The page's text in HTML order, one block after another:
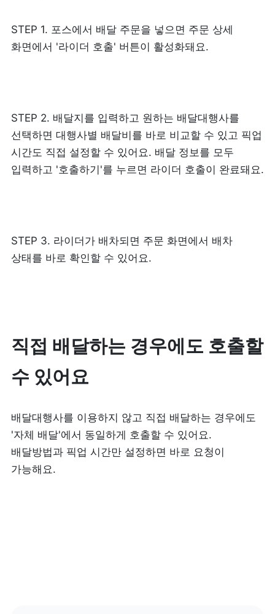
고객 지원
사용 중 기능 문의
사업 제휴 문의
STEP 1. 포스에서 배달 주문을 넣으면 주문 상세
화면에서 '라이더 호출' 버튼이 활성화돼요.
STEP 2. 배달지를 입력하고 원하는 배달대행사를
선택하면 대행사별 배달비를 바로 비교할 수 있고 픽업
시간도 직접 설정할 수 있어요. 배달 정보를 모두
입력하고 '호출하기'를 누르면 라이더 호출이 완료돼요.
STEP 3. 라이더가 배차되면 주문 화면에서 배차
상태를 바로 확인할 수 있어요.
직접 배달하는 경우에도 호출할
수 있어요
배달대행사를 이용하지 않고 직접 배달하는 경우에도
'자체 배달'에서 동일하게 호출할 수 있어요.
배달방법과 픽업 시간만 설정하면 바로 요청이
가능해요.